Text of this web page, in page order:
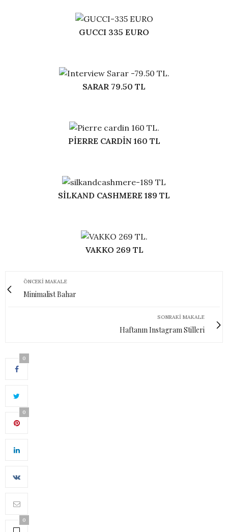
GUCCI 335 EURO
SARAR 79.50 TL
PİERRE CARDİN 160 TL
SİLKAND CASHMERE 189 TL
VAKKO 269 TL
ÖNCEKI MAKALE
Minimalist Bahar
SONRAKI MAKALE
Haftanın Instagram Stilleri
0
0
0